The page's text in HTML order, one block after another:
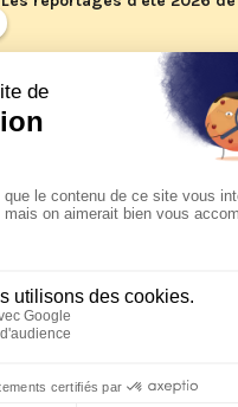
Article
La visite pastorale du pape
XIV à Assise à suivre sur KTO
Article
Le pape en Uruguay,